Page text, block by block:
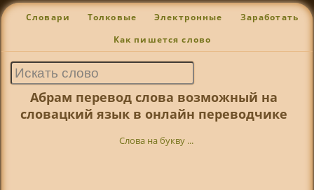
Словари Толковые Электронные Заработать
Как пишется слово
Абрам перевод слова возможный на
словацкий язык в онлайн переводчике
Слова на букву ...